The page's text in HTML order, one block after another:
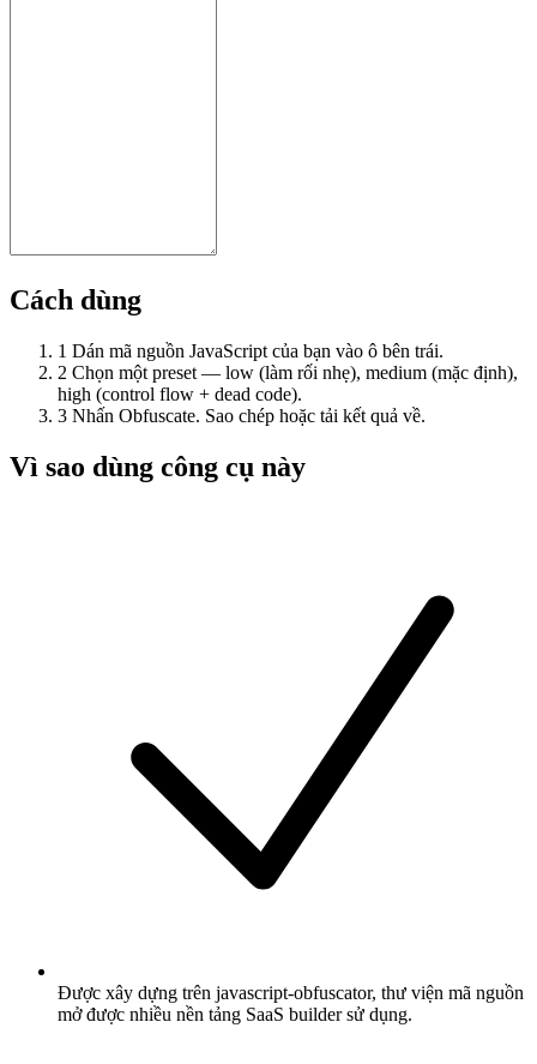
Cách dùng
1 Dán mã nguồn JavaScript của bạn vào ô bên trái.
2 Chọn một preset — low (làm rối nhẹ), medium (mặc định),
high (control flow + dead code).
3 Nhấn Obfuscate. Sao chép hoặc tải kết quả về.
Vì sao dùng công cụ này
Được xây dựng trên javascript-obfuscator, thư viện mã nguồn
mở được nhiều nền tảng SaaS builder sử dụng.